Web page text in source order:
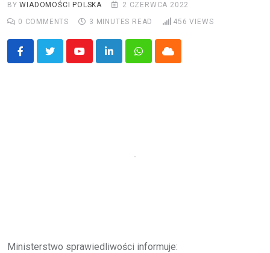
BYWIADOMOŚCI POLSKA
2 CZERWCA 2022
0 COMMENTS 3 MINUTES READ 456 VIEWS
YoutubeLinkedInWhatsappCloud
Ministerstwo sprawiedliwości informuje: